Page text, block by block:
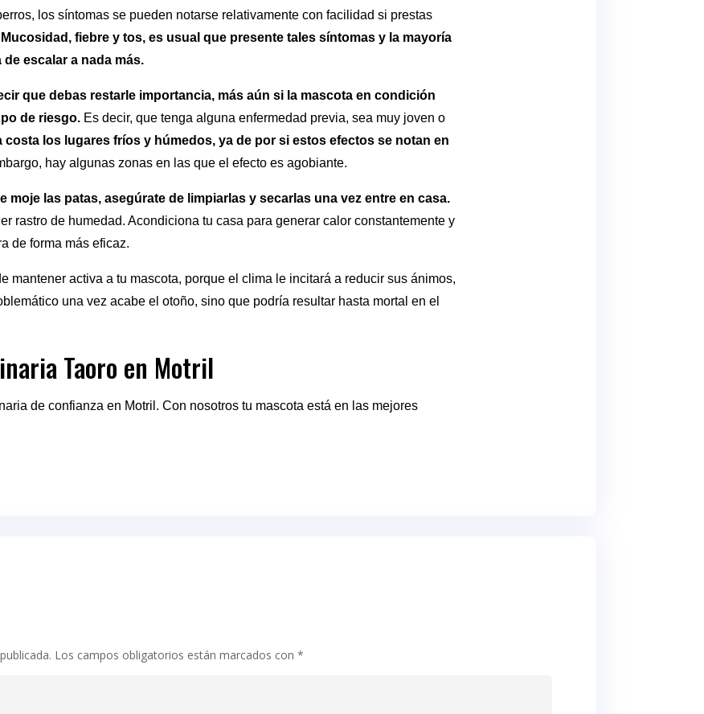
los síntomas se pueden notarse relativamente con facilidad si prestas
Mucosidad, fiebre y tos, es usual que presente tales síntomas y la mayoría
escalar a nada más.
que debas restarle importancia, más aún si la mascota en condición
de riesgo.Es decir, que tenga alguna enfermedad previa, sea muy joven o
costa los lugares fríos y húmedos, ya de por si estos efectos se notan en
hay algunas zonas en las que el efecto es agobiante.
moje las patas, asegúrate de limpiarlas y secarlas una vez entre en casa.
rastro de humedad. Acondiciona tu casa para generar calor constantemente y
de forma más eficaz.
mantener activa a tu mascota, porque el clima le incitará a reducir sus ánimos,
una vez acabe el otoño, sino que podría resultar hasta mortal en el
Taoro en Motril
de confianza en Motril. Con nosotros tu mascota está en las mejores
Los campos obligatorios están marcados con*